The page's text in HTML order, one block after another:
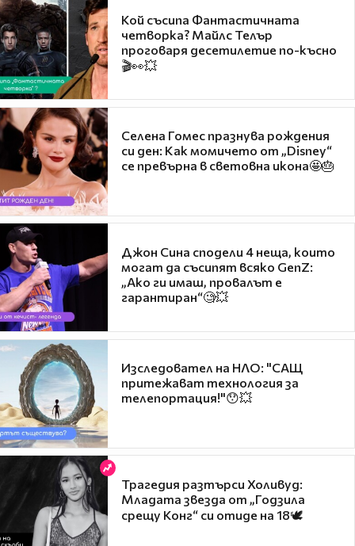
Кой съсипа Фантастичната
четворка? Майлс Телър
проговаря десетилетие по-късно
🎬👀💥
Селена Гомес празнува рождения
си ден: Как момичето от „Disney“
се превърна в световна икона🤩🎂
Джон Сина сподели 4 неща, които
могат да съсипят всяко GenZ:
„Ако ги имаш, провалът е
гарантиран“🧐💥
Изследовател на НЛО: "САЩ
притежават технология за
телепортация!"😯💥
Трагедия разтърси Холивуд:
Младата звезда от „Годзила
срещу Конг“ си отиде на 18🕊️